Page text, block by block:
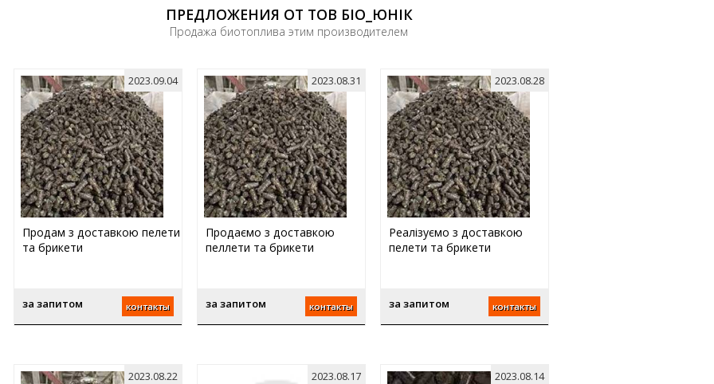
ПРЕДЛОЖЕНИЯ ОТ ТОВ БІО_ЮНІК
Продажа биотоплива этим производителем
Продам з доставкою пелети
та брикети
за запитом контакты
2023.09.04
Продаємо з доставкою
пеллети та брикети
за запитом контакты
2023.08.31
Реалізуємо з доставкою
пелети та брикети
за запитом контакты
2023.08.28
2023.08.22 2023.08.17 2023.08.14